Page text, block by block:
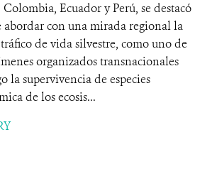
Ecuador y Perú, se destacó
con una mirada regional la
de vida silvestre, como uno de
organizados transnacionales
la supervivencia de especies
de los ecosis...